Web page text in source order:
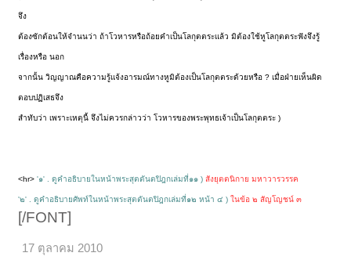
จึง
ต้องซักต้อนให้จำนนว่า ถ้าโวหารหรือถ้อยคำเป็นโลกุตตระแล้ว มิต้องใช้หูโลกุตตระฟังจึงรู้
เรื่องหรือ นอก
จากนั้น วิญญาณคือความรู้แจ้งอารมณ์ทางหูมิต้องเป็นโลกุตตระด้วยหรือ ? เมื่อฝ่ายเห็นผิด
ตอบปฏิเสธจึง
สำทับว่า เพราะเหตุนี้ จึงไม่ควรกล่าวว่า โวหารของพระพุทธเจ้าเป็นโลกุตตระ )
<hr>'๑' . ดูคำอธิบายในหน้าพระสุตตันตปิฎกเล่มที่๑๑ )สังยุตตนิกาย มหาวารวรรค
'๒' . ดูคำอธิบายศัพท์ในหน้าพระสุตตันตปิฎกเล่มที่๑๒ หน้า ๔ )ในข้อ ๒ สัญโญชน์ ๓
[/FONT]
17 ตุลาคม 2010